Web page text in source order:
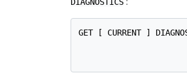
GET [ CURRENT ]